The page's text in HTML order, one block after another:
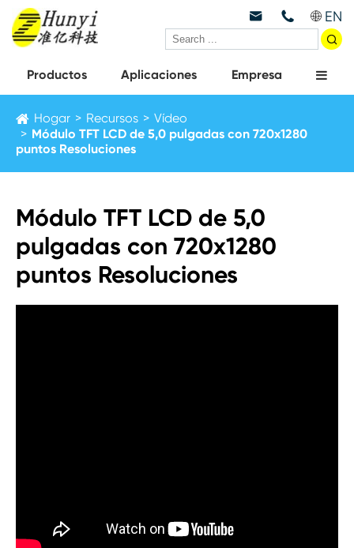
  EN

Productos Aplicaciones Empresa
Hogar Recursos
Vídeo
Módulo TFT LCD de 5,0 pulgadas con 720x1280
puntos Resoluciones
Módulo TFT LCD de 5,0
pulgadas con 720x1280
puntos Resoluciones